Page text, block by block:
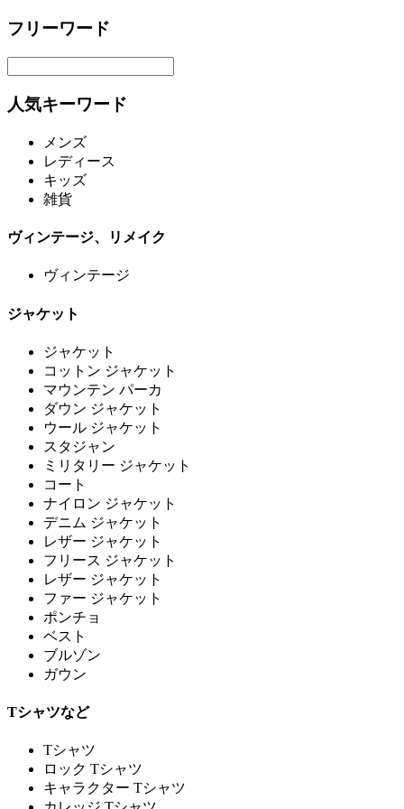
フリーワード
人気キーワード
メンズ
レディース
キッズ
雑貨
ヴィンテージ、リメイク
ヴィンテージ
ジャケット
ジャケット
コットン ジャケット
マウンテン パーカ
ダウン ジャケット
ウール ジャケット
スタジャン
ミリタリー ジャケット
コート
ナイロン ジャケット
デニム ジャケット
レザー ジャケット
フリース ジャケット
レザー ジャケット
ファー ジャケット
ポンチョ
ベスト
ブルゾン
ガウン
Tシャツなど
Tシャツ
ロック Tシャツ
キャラクター Tシャツ